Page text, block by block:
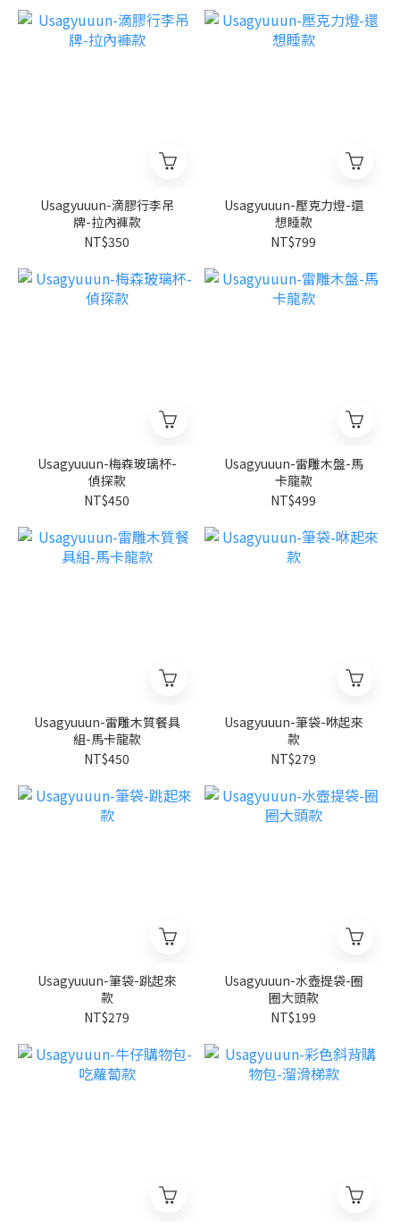
Usagyuuun-滴膠行李吊
牌-拉內褲款
NT$350
Usagyuuun-壓克力燈-還
想睡款
NT$799
Usagyuuun-梅森玻璃杯-
偵探款
NT$450
Usagyuuun-雷雕木盤-馬
卡龍款
NT$499
Usagyuuun-雷雕木質餐具
組-馬卡龍款
NT$450
Usagyuuun-筆袋-咻起來
款
NT$279
Usagyuuun-筆袋-跳起來
款
NT$279
Usagyuuun-水壺提袋-圈
圈大頭款
NT$199